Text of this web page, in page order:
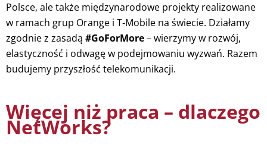
Polsce, ale także międzynarodowe projekty realizowane
w ramach grup Orange i T‑Mobile na świecie. Działamy
zgodnie z zasadą #GoForMore– wierzymy w rozwój,
elastyczność i odwagę w podejmowaniu wyzwań. Razem
budujemy przyszłość telekomunikacji.
Więcej niż praca – dlaczego
NetWorks?